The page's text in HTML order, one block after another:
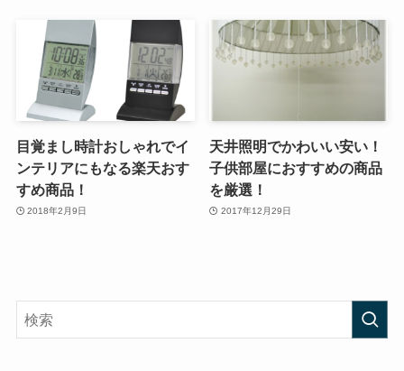
目覚まし時計おしゃれでイ
ンテリアにもなる楽天おす
すめ商品！
2018年2月9日
天井照明でかわいい安い！
子供部屋におすすめの商品
を厳選！
2017年12月29日